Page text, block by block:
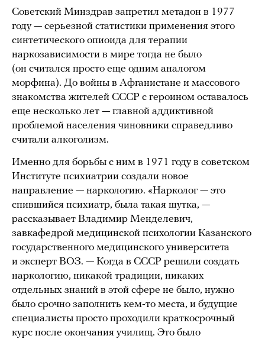
Советский Минздрав запретил метадон в 1977
году — серьезной статистики применения этого
синтетического опиоида для терапии
наркозависимости в мире тогда не было
(он считался просто еще одним аналогом
морфина). До войны в Афганистане и массового
знакомства жителей СССР с героином оставалось
еще несколько лет — главной аддиктивной
проблемой населения чиновники справедливо
считали алкоголизм.
Именно для борьбы с ним в 1971 году в советском
Институте психиатрии создали новое
направление — наркологию. «Нарколог — это
спившийся психиатр, была такая шутка, —
рассказывает Владимир Менделевич,
завкафедрой медицинской психологии Казанского
государственного медицинского университета
и эксперт ВОЗ. — Когда в СССР решили создать
наркологию, никакой традиции, никаких
отдельных знаний в этой сфере не было, нужно
было срочно заполнить кем-то места, и будущие
специалисты просто проходили краткосрочный
курс после окончания училищ. Это было